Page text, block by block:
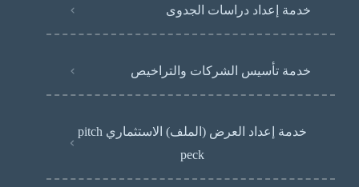
خدمة إعداد دراسات الجدوى
خدمة تأسيس الشركات والتراخيص
خدمة إعداد العرض (الملف) الاستثماري pitch
peck